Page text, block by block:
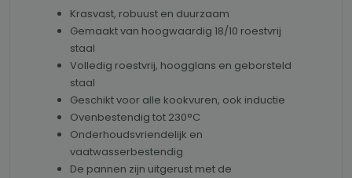
Krasvast, robuust en duurzaam
Gemaakt van hoogwaardig 18/10 roestvrij
staal
Volledig roestvrij, hoogglans en geborsteld
staal
Geschikt voor alle kookvuren, ook inductie
Ovenbestendig tot 230°C
Onderhoudsvriendelijk en
vaatwasserbestendig
De pannen zijn uitgerust met de